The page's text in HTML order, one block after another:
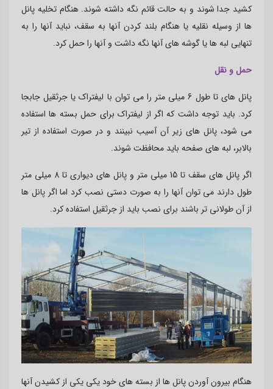
کشید جدا شوند و به حالت قائم نگه داشته شوند. هنگام تخلیه پانل
ها از وسیله نقلیه یا هنگام بلند کردن آنها به سقف، نباید آنها را به
تنهایی لبه ها یا گوشه های آنها نگه داشت و آنها را حمل کرد.
حمل و نقل
پانل های تا طول 6 میلی متر را می توان با لیفتراک یا جرثقیل جابجا
کرد. باید توجه داشت که اگر از لیفتراک برای حمل بسته ها استفاده
می شود، پانل های زیر آن آسیب نبینند و در صورت استفاده از تیر
بالابر، لبه های صفحه باید محافظت شوند.
اگر پانل های سقف تا 15 میلی متر و پانل های دیواری تا 8 میلی متر
طول دارند می توان آنها را به صورت دستی نصب کرد اما اگر پانل ها
از آن طولانی تر باشند برای نصب باید از جرثقیل استفاده کرد.
هنگام بیرون آوردن پانل ها از بسته های خود یکی یکی از کشیدن آنها